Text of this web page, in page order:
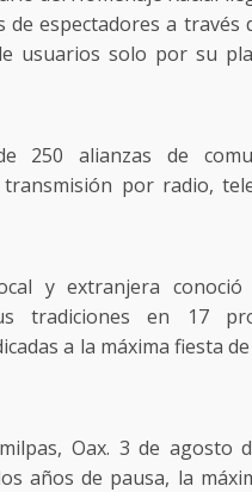
de espectadores a través
usuarios solo por su
250 alianzas de
por radio,
y extranjera
tradiciones en 17
a la máxima fiesta
Oax. 3 de agosto
años de pausa, la